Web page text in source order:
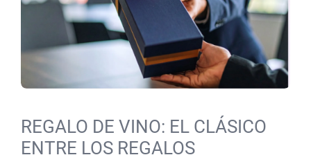
REGALO DE VINO: EL CLÁSICO
ENTRE LOS REGALOS